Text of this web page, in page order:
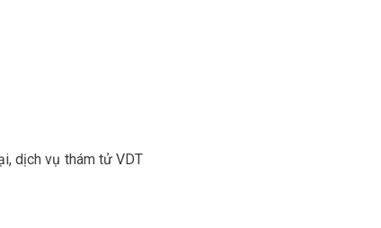
dịch vụ thám tử VDT